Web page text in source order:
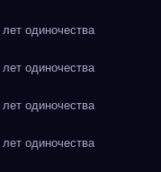
одиночества
одиночества
одиночества
одиночества